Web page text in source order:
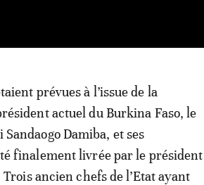
prévues à l’issue de la
actuel du Burkina Faso, le
Damiba, et ses
finalement livrée par le président
ancien chefs de l’Etat ayant